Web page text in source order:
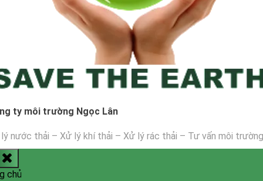
ty môi trường Ngọc Lân
nước thải – Xử lý khí thải – Xử lý rác thải – Tư vấn môi trường
chủ